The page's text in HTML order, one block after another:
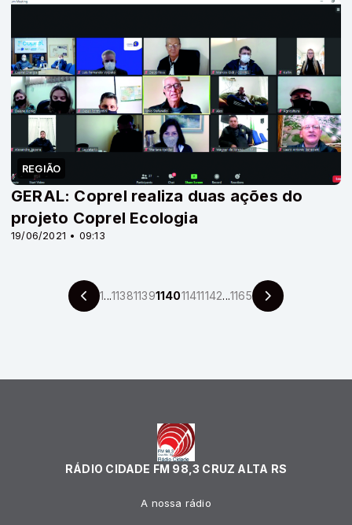
REGIÃO
19/06/2021 • 09:13
GERAL: Coprel realiza duas ações do
projeto Coprel Ecologia
1...11381139114011411142...1165
RÁDIO CIDADE FM 98,3 CRUZ ALTA RS
A nossa rádio